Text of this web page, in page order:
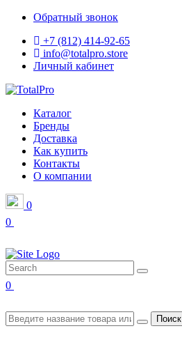
Обратный звонок
+7 (812) 414-92-65
info@totalpro.store
Личный кабинет
Каталог
Бренды
Доставка
Как купить
Контакты
О компании
0
0
0
Поиск